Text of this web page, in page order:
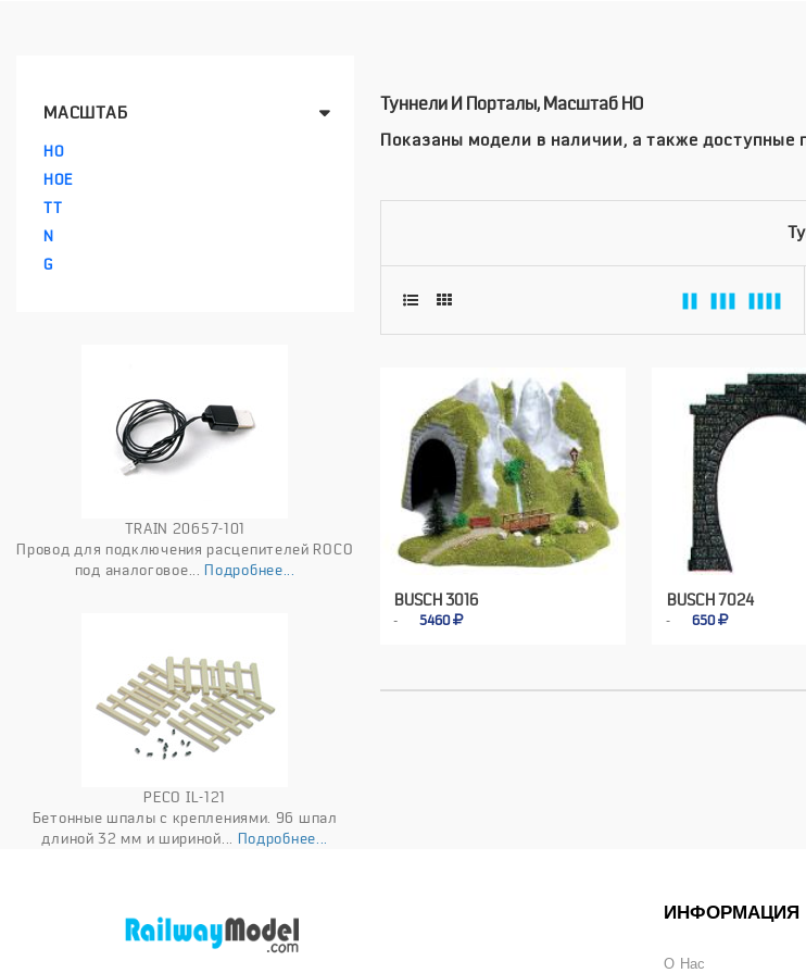
МАСШТАБ
HO
HOE
TT
N
G
TRAIN 20657-101
Провод для подключения расцепителей ROCO
под аналоговое...Подробнее...
PECO IL-121
Бетонные шпалы с креплениями. 96 шпал
длиной 32 мм и шириной... Подробнее...
Туннели И Порталы, Масштаб HO
Показаны модели в наличии, а также доступные
BUSCH 3016
5460
BUSCH 7024
650
ИНФОРМАЦИЯ
О Нас